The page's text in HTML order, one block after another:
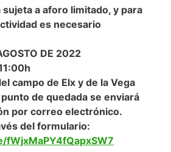
sujeta a aforo limitado, y para
es necesario
DE 2022
campo de Elx y de la Vega
punto de quedada se enviará
por correo electrónico.
del formulario: